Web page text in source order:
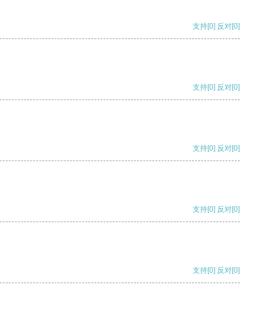
支持[0] 反对[0]
支持[0] 反对[0]
支持[0] 反对[0]
支持[0] 反对[0]
支持[0] 反对[0]